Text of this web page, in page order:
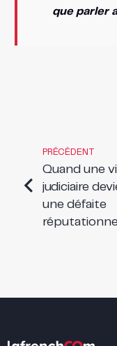
que parler
PRÉCÉDENT
Quand une
judiciaire
une défaite